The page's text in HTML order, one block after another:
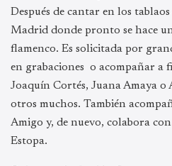
Después de cantar en los
Madrid donde pronto se hace
flamenco. Es solicitada por
en grabaciones o acompañar a
Joaquín Cortés, Juana Amaya
otros muchos. También
Amigo y, de nuevo, colabora
Estopa.